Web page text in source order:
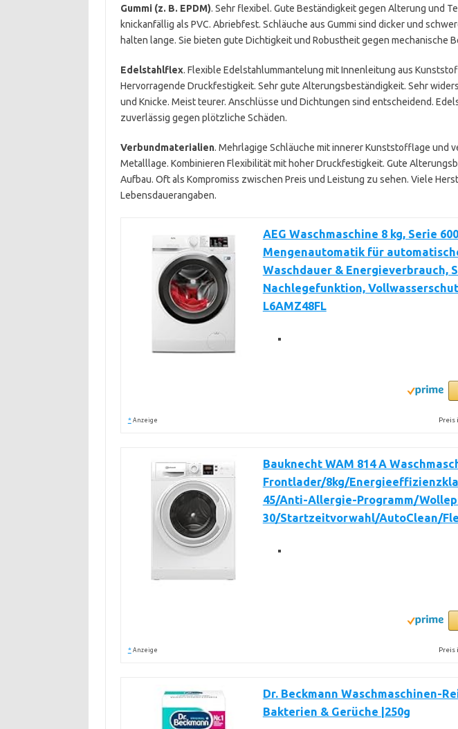
Gummi (z. B. EPDM). Sehr flexibel. Gute Beständigkeit gegen Alterung und
knickanfällig als PVC. Abriebfest. Schläuche aus Gummi sind dicker und
halten lange. Sie bieten gute Dichtigkeit und Robustheit gegen mechanische
Edelstahlflex. Flexible Edelstahlummantelung mit Innenleitung aus
Hervorragende Druckfestigkeit. Sehr gute Alterungsbeständigkeit. Sehr
und Knicke. Meist teurer. Anschlüsse und Dichtungen sind entscheidend.
zuverlässig gegen plötzliche Schäden.
Verbundmaterialien. Mehrlagige Schläuche mit innerer Kunststofflage und
Metalllage. Kombinieren Flexibilität mit hoher Druckfestigkeit. Gute
Aufbau. Oft als Kompromiss zwischen Preis und Leistung zu sehen. Viele
Lebensdauerangaben.
AEG Waschmaschine 8 kg, Serie
Mengenautomatik für
Waschdauer & Energieverbrauch,
Nachlegefunktion,
L6AMZ48FL
* Anzeige Preis
Bauknecht WAM 814 A
Frontlader/8kg/
45/Anti-Allergie-Programm/
30/Startzeitvorwahl/AutoClean/
* Anzeige Preis
Dr. Beckmann Waschmaschinen-
Bakterien & Gerüche |250g